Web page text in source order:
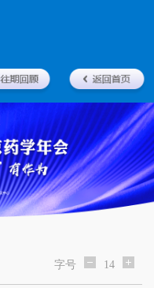
字号 14